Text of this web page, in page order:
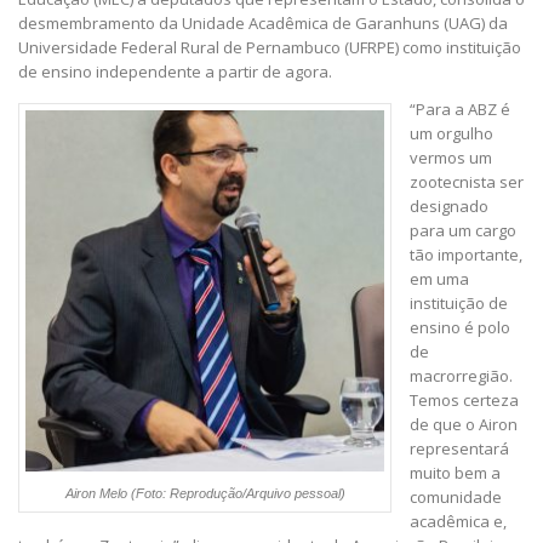
desmembramento da Unidade Acadêmica de Garanhuns (UAG) da
Universidade Federal Rural de Pernambuco (UFRPE) como instituição
de ensino independente a partir de agora.
Airon Melo (Foto: Reprodução/Arquivo pessoal)
“Para a ABZ é
um orgulho
vermos um
zootecnista ser
designado
para um cargo
tão importante,
em uma
instituição de
ensino é polo
de
macrorregião.
Temos certeza
de que o Airon
representará
muito bem a
comunidade
acadêmica e,